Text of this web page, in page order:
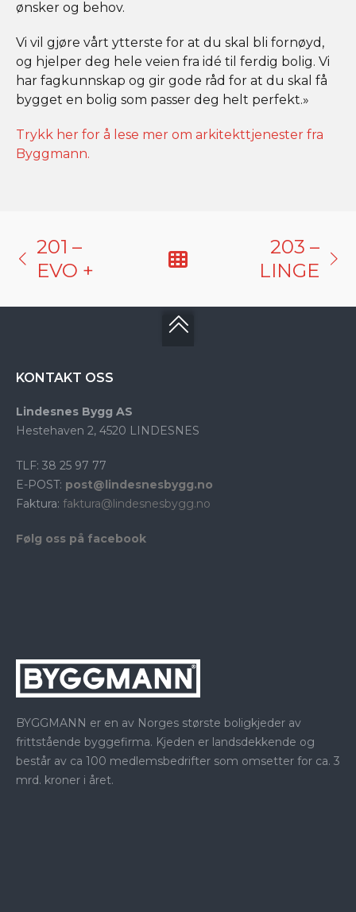
ønsker og behov.
Vi vil gjøre vårt ytterste for at du skal bli fornøyd,
og hjelper deg hele veien fra idé til ferdig bolig. Vi
har fagkunnskap og gir gode råd for at du skal få
bygget en bolig som passer deg helt perfekt.»
Trykk her for å lese mer om arkitekttjenester fra
Byggmann.
201 –
EVO +
203 –
LINGE
KONTAKT OSS
Lindesnes Bygg AS
Hestehaven 2, 4520 LINDESNES
TLF: 38 25 97 77
E-POST: post@lindesnesbygg.no
Faktura: faktura@lindesnesbygg.no
Følg oss på facebook
BYGGMANN er en av Norges største boligkjeder av
frittstående byggefirma. Kjeden er landsdekkende og
består av ca 100 medlemsbedrifter som omsetter for ca. 3
mrd. kroner i året.